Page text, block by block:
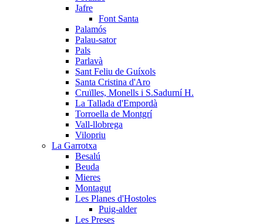
Jafre
Font Santa
Palamós
Palau-sator
Pals
Parlavà
Sant Feliu de Guíxols
Santa Cristina d'Aro
Cruïlles, Monells i S.Sadurní H.
La Tallada d'Empordà
Torroella de Montgrí
Vall-llobrega
Vilopriu
La Garrotxa
Besalú
Beuda
Mieres
Montagut
Les Planes d'Hostoles
Puig-alder
Les Preses